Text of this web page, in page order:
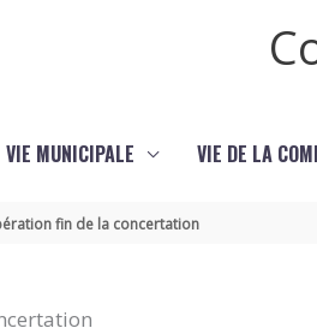
VIE MUNICIPALE VIE DE LA
fin de la concertation